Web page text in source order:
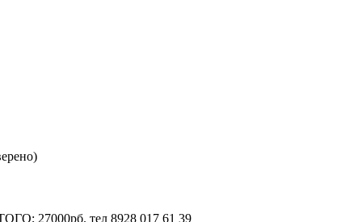
27000рб. тел 8928 017 61 39